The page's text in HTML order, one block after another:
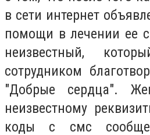
в сети интернет
помощи в лечении ее
неизвестный,
сотрудником
"Добрые сердца".
неизвестному
коды с смс